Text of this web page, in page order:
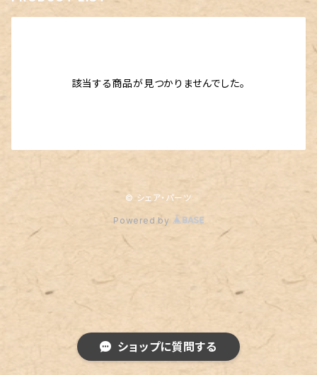
該当する商品が見つかりませんでした。
© シェア・パーツ
Powered by
ショップに質問する